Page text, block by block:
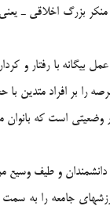
بزرگ اخلاقي ـ
با رفتار و
را بر افراد متدين
است كه بانوان
و طيف وسيع
جامعه را به